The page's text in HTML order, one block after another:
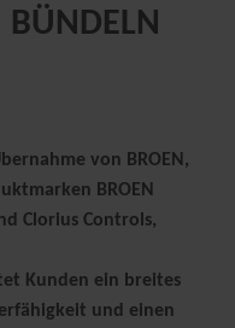
BÜNDELN
von BROEN,
BROEN
Clorius Controls,
Kunden ein breites
und einen